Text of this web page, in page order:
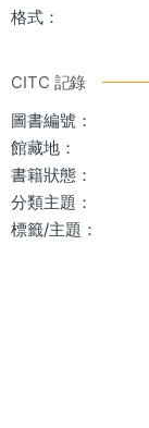
格式：
CITC 記錄
圖書編號：
館藏地：
書籍狀態：
分類主題：
標籤/主題：